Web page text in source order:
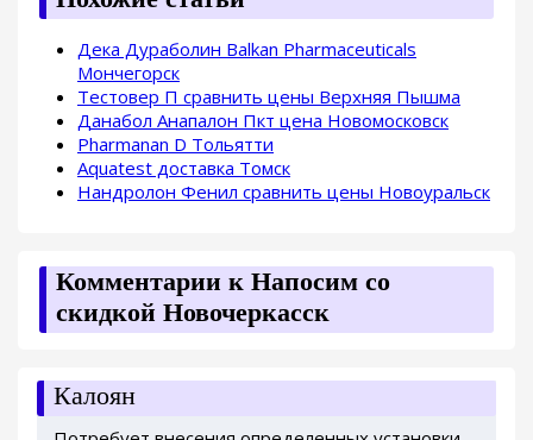
Дека Дураболин Balkan Pharmaceuticals
Мончегорск
Тестовер П сравнить цены Верхняя Пышма
Данабол Анапалон Пкт цена Новомосковск
Pharmanan D Тольятти
Aquatest доставка Томск
Нандролон Фенил сравнить цены Новоуральск
Комментарии к Напосим со
скидкой Новочеркасск
Калоян